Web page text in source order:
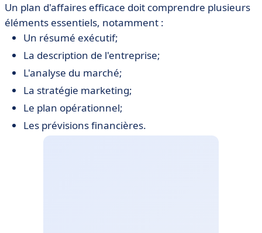
Un plan d'affaires efficace doit comprendre plusieurs
éléments essentiels, notamment :
Un résumé exécutif;
La description de l'entreprise;
L'analyse du marché;
La stratégie marketing;
Le plan opérationnel;
Les prévisions financières.